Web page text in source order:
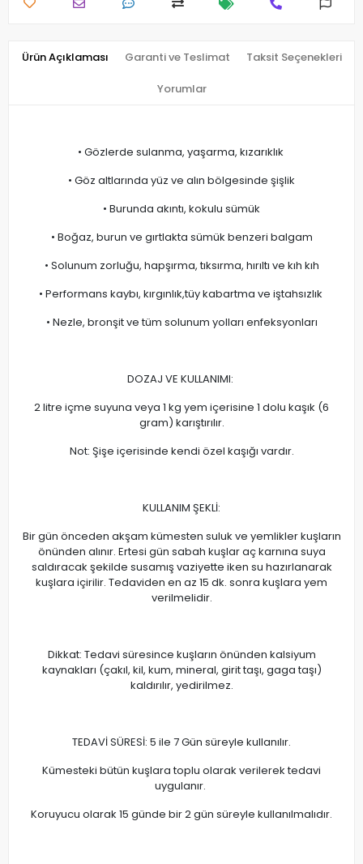
Ürün Açıklaması Garanti ve Teslimat Taksit Seçenekleri
Yorumlar
• Gözlerde sulanma, yaşarma, kızarıklık
• Göz altlarında yüz ve alın bölgesinde şişlik
• Burunda akıntı, kokulu sümük
• Boğaz, burun ve gırtlakta sümük benzeri balgam
• Solunum zorluğu, hapşırma, tıksırma, hırıltı ve kıh kıh
• Performans kaybı, kırgınlık,tüy kabartma ve iştahsızlık
• Nezle, bronşit ve tüm solunum yolları enfeksyonları
DOZAJ VE KULLANIMI:
2 litre içme suyuna veya 1 kg yem içerisine 1 dolu kaşık (6
gram) karıştırılır.
Not: Şişe içerisinde kendi özel kaşığı vardır.
KULLANIM ŞEKLİ:
Bir gün önceden akşam kümesten suluk ve yemlikler kuşların
önünden alınır. Ertesi gün sabah kuşlar aç karnına suya
saldıracak şekilde susamış vaziyette iken su hazırlanarak
kuşlara içirilir. Tedaviden en az 15 dk. sonra kuşlara yem
verilmelidir.
Dikkat: Tedavi süresince kuşların önünden kalsiyum
kaynakları (çakıl, kil, kum, mineral, girit taşı, gaga taşı)
kaldırılır, yedirilmez.
TEDAVİ SÜRESİ: 5 ile 7 Gün süreyle kullanılır.
Kümesteki bütün kuşlara toplu olarak verilerek tedavi
uygulanır.
Koruyucu olarak 15 günde bir 2 gün süreyle kullanılmalıdır.